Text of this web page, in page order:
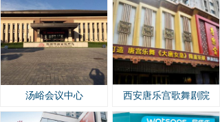
汤峪会议中心 西安唐乐宫歌舞剧院